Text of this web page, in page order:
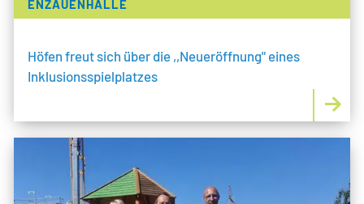
ENZAUENHALLE
Höfen freut sich über die ,,Neueröffnung" eines
Inklusionsspielplatzes